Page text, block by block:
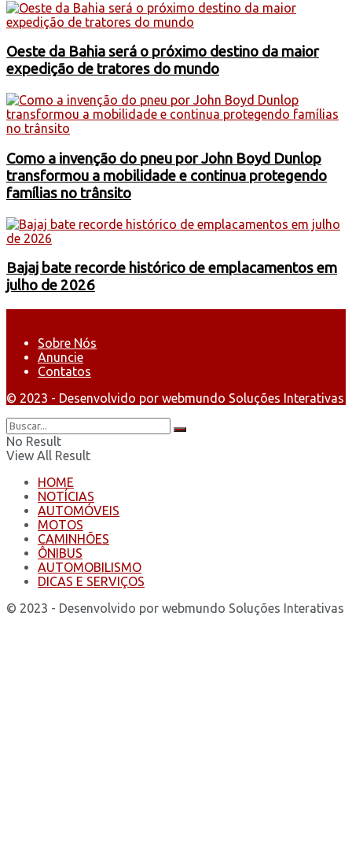
Oeste da Bahia será o próximo destino da maior
expedição de tratores do mundo
Como a invenção do pneu por John Boyd Dunlop
transformou a mobilidade e continua protegendo
famílias no trânsito
Bajaj bate recorde histórico de emplacamentos em
julho de 2026
Sobre Nós
Anuncie
Contatos
© 2023 - Desenvolvido por webmundo Soluções Interativas
No Result
View All Result
HOME
NOTÍCIAS
AUTOMÓVEIS
MOTOS
CAMINHÕES
ÔNIBUS
AUTOMOBILISMO
DICAS E SERVIÇOS
© 2023 - Desenvolvido por webmundo Soluções Interativas